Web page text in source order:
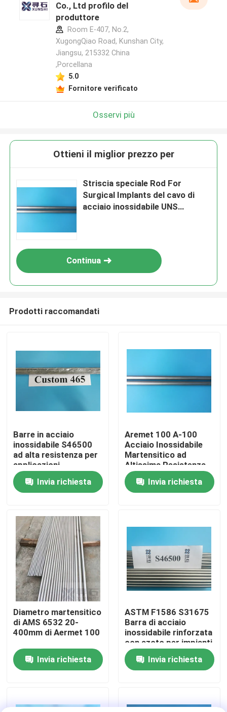
Prodotti
Video
Su di noi
Visita alla fabbrica
Controllo della qualità
Contattaci
Chiedi un preventivo
Co., Ltd profilo del
produttore
Room E-407, No.2,
XugongQiao Road, Kunshan City,
Jiangsu, 215332 China
,Porcellana
5.0
Fornitore verificato
Osservi più
Ottieni il miglior prezzo per
Striscia speciale Rod For
Surgical Implants del cavo di
acciaio inossidabile UNS
Continua
Prodotti raccomandati
Barre in acciaio
inossidabile S46500
ad alta resistenza per
applicazioni
chirurgiche
Invia richiesta
Aremet 100 A-100
Acciaio Inossidabile
Martensitico ad
Altissima Resistenza
Invia richiesta
Diametro martensitico
di AMS 6532 20-
400mm di Aermet 100
Invia richiesta
ASTM F1586 S31675
Barra di acciaio
inossidabile rinforzata
con azoto per impianti
chirurgici
Invia richiesta